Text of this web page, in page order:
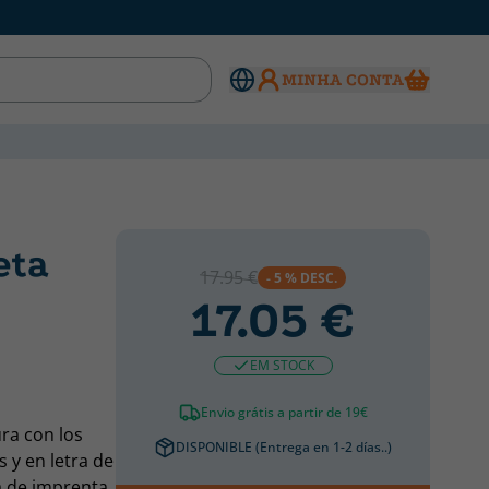
MINHA CONTA
con los
y en letra de
17.95 € - 5 % DESC.
17.05 €
EM STOCK
Envio grátis a partir de 19€
DISPONIBLE (Entrega en 1-2 días..)